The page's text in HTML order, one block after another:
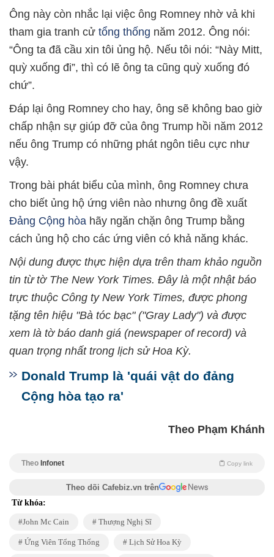
Ông này còn nhắc lại việc ông Romney nhờ vả khi
tham gia tranh cử tổng thống năm 2012. Ông nói:
“Ông ta đã cầu xin tôi ủng hộ. Nếu tôi nói: “Này Mitt,
quỳ xuống đi”, thì có lẽ ông ta cũng quỳ xuống đó
chứ”.
Đáp lại ông Romney cho hay, ông sẽ không bao giờ
chấp nhận sự giúp đỡ của ông Trump hồi năm 2012
nếu ông Trump có những phát ngôn tiêu cực như
vậy.
Trong bài phát biểu của mình, ông Romney chưa
cho biết ủng hộ ứng viên nào nhưng ông đề xuất
Đảng Cộng hòa hãy ngăn chặn ông Trump bằng
cách ủng hộ cho các ứng viên có khả năng khác.
Nội dung được thực hiện dựa trên tham khảo nguồn
tin từ tờ The New York Times. Đây là một nhật báo
trực thuộc Công ty New York Times, được phong
tặng tên hiệu "Bà tóc bạc" ("Gray Lady") và được
xem là tờ báo danh giá (newspaper of record) và
quan trọng nhất trong lịch sử Hoa Kỳ.
Donald Trump là 'quái vật do đảng
Cộng hòa tạo ra'
Theo Phạm Khánh
Theo Infonet Copy link
Theo dõi Cafebiz.vn trên
Từ khóa:
John Mc Cain Thượng Nghị Sĩ
Ứng Viên Tổng Thống Lịch Sử Hoa Kỳ